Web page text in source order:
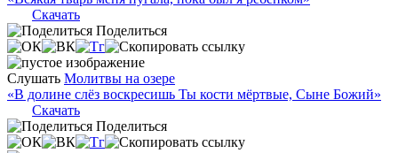
Скачать
Поделиться
Слушать Молитвы на озере
«В долине слёз воскресишь Ты кости мёртвые, Сыне Божий»
Скачать
Поделиться